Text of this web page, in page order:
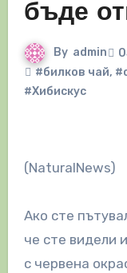
бъде
By admin
#билков чай,
#Хибискус
(NaturalNews)
Ако сте
че сте видели
с червена